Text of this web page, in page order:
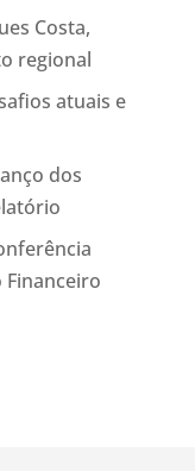
Costa,
regional
atuais e
dos